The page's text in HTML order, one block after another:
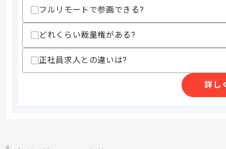
・Zabbixなどの監視ツールの操作経験
スキルに不安がある方へ
上記に似た経験やスキルをお持ちであれば申
140時間〜180時間
フルリモートで参画できる?
どれくらい裁量権がある?
正社員求人との違いは?
詳し